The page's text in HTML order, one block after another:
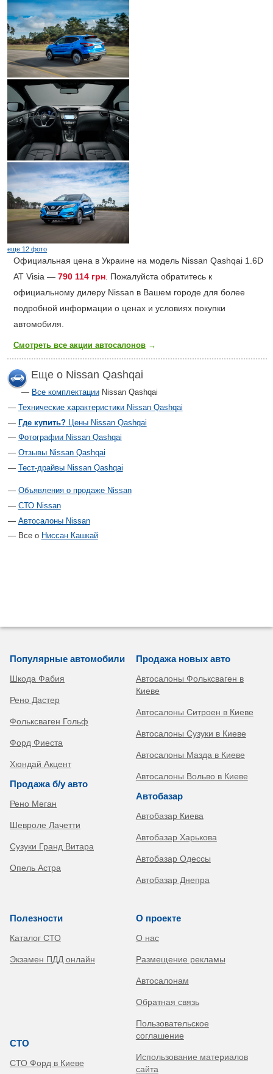
еще 12 фото
Официальная цена в Украине на модель Nissan Qashqai 1.6D
AT Visia — 790 114 грн. Пожалуйста обратитесь к
официальному дилеру Nissan в Вашем городе для более
подробной информации о ценах и условиях покупки
автомобиля.
Смотреть все акции автосалонов →
Еще о Nissan Qashqai
Все комплектации Nissan Qashqai
Технические характеристики Nissan Qashqai
Где купить?Цены Nissan Qashqai
Фотографии Nissan Qashqai
Отзывы Nissan Qashqai
Тест-драйвы Nissan Qashqai
Объявления о продаже Nissan
СТО Nissan
Автосалоны Nissan
Все о Ниссан Кашкай
Популярные автомобили
Шкода Фабия
Рено Дастер
Фольксваген Гольф
Форд Фиеста
Хюндай Акцент
Продажа б/у авто
Рено Меган
Шевроле Лачетти
Сузуки Гранд Витара
Опель Астра
Продажа новых авто
Автосалоны Фольксваген в
Киеве
Автосалоны Ситроен в Киеве
Автосалоны Сузуки в Киеве
Автосалоны Мазда в Киеве
Автосалоны Вольво в Киеве
Автобазар
Автобазар Киева
Автобазар Харькова
Автобазар Одессы
Автобазар Днепра
Полезности
Каталог СТО
Экзамен ПДД онлайн
СТО
СТО Форд в Киеве
О проекте
О нас
Размещение рекламы
Автосалонам
Обратная связь
Пользовательское
соглашение
Использование материалов
сайта